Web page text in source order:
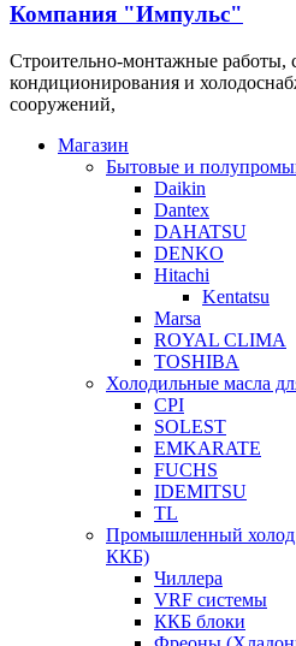
Компания "Импульс"
Строительно-монтажные работы,
кондиционирования и
сооружений,
Магазин
Бытовые и
Daikin
Dantex
DAHATSU
DENKO
Hitachi
Kentatsu
Marsa
ROYAL CLIMA
TOSHIBA
Холодильные масла
CPI
SOLEST
EMKARATE
FUCHS
IDEMITSU
TL
Промышленный холод
ККБ)
Чиллера
VRF системы
ККБ блоки